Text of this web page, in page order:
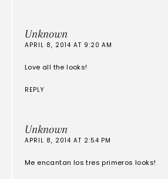
Unknown
APRIL 8, 2014 AT 9:20 AM
Love all the looks!
REPLY
Unknown
APRIL 8, 2014 AT 2:54 PM
Me encantan los tres primeros looks!